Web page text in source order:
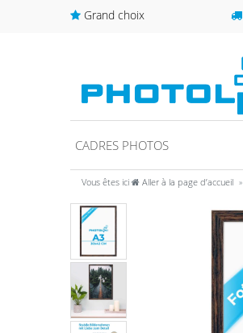
Grand choix
CADRES PHOTOS
Vous êtes ici Aller à la page d’accueil